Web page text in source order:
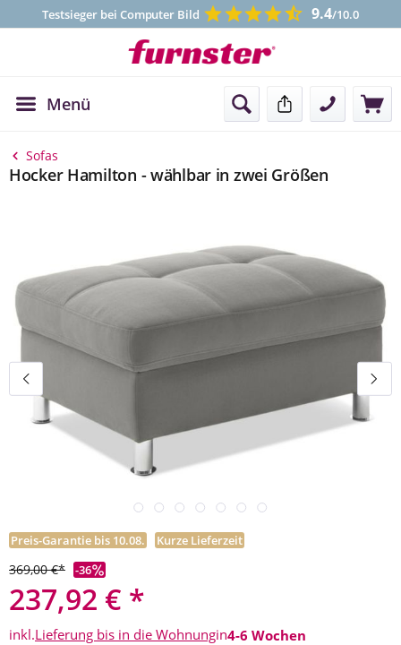
Testsieger bei Computer Bild 9.4/10.0
Menü Kontakt
Sofas
Hocker Hamilton - wählbar in zwei Größen
237,92 € *
Preis-Garantie bis 10.08. Kurze Lieferzeit
369,00 €* -36
inkl.Lieferung bis in die Wohnungin4-6 Wochen